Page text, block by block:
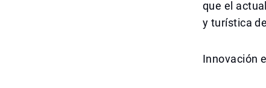
que el
y turística
Innovación